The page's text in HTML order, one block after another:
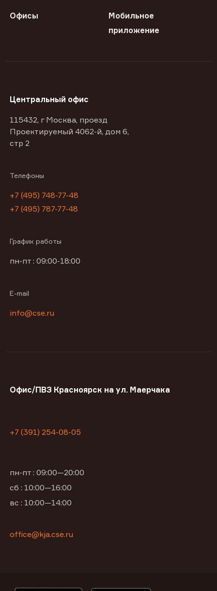
Офисы
Мобильное
приложение
Центральный офис
115432, г Москва, проезд
Проектируемый 4062-й, дом 6,
стр 2
Телефоны
+7 (495) 748-77-48
+7 (495) 787-77-48
График работы
пн-пт : 09:00-18:00
E-mail
info@cse.ru
Офис/ПВЗ Красноярск на ул. Маерчака
+7 (391) 254-08-05
пн-пт : 09:00—20:00
сб : 10:00—16:00
вс : 10:00—14:00
office@kja.cse.ru